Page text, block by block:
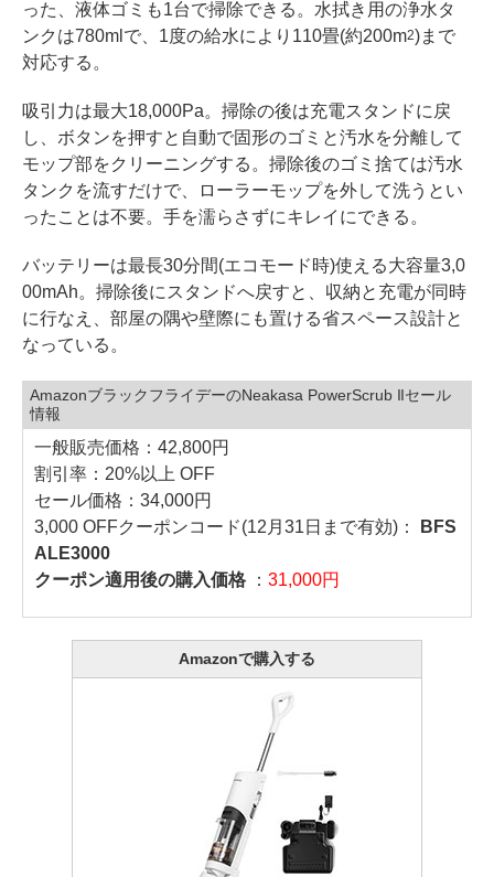
った、液体ゴミも1台で掃除できる。水拭き用の浄水タ
ンクは780mlで、1度の給水により110畳(約200m2)まで
対応する。
吸引力は最大18,000Pa。掃除の後は充電スタンドに戻
し、ボタンを押すと自動で固形のゴミと汚水を分離して
モップ部をクリーニングする。掃除後のゴミ捨ては汚水
タンクを流すだけで、ローラーモップを外して洗うとい
ったことは不要。手を濡らさずにキレイにできる。
バッテリーは最長30分間(エコモード時)使える大容量3,0
00mAh。掃除後にスタンドへ戻すと、収納と充電が同時
に行なえ、部屋の隅や壁際にも置ける省スペース設計と
なっている。
AmazonブラックフライデーのNeakasa PowerScrub IIセール
情報
一般販売価格：42,800円
割引率：20%以上 OFF
セール価格：34,000円
3,000 OFFクーポンコード(12月31日まで有効)：
BFS
ALE3000
クーポン適用後の購入価格
： 31,000円
Amazonで購入する